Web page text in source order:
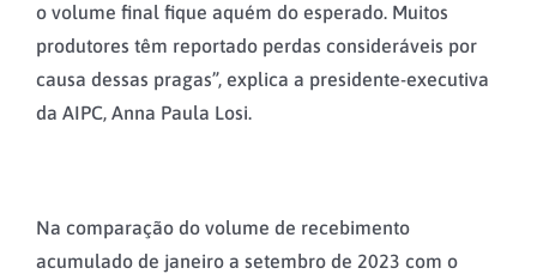
o volume final fique aquém do esperado. Muitos
produtores têm reportado perdas consideráveis por
causa dessas pragas”, explica a presidente-executiva
da AIPC, Anna Paula Losi.
Na comparação do volume de recebimento
acumulado de janeiro a setembro de 2023 com o